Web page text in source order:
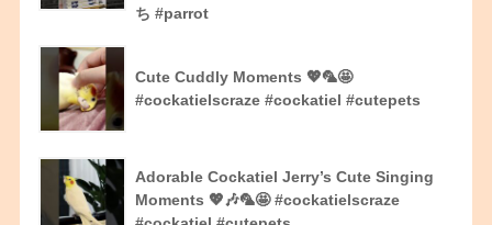
ち #parrot
Cute Cuddly Moments 💖🦜🤩
#cockatielscraze #cockatiel #cutepets
Adorable Cockatiel Jerry’s Cute Singing
Moments 💖🎶🦜🤩 #cockatielscraze